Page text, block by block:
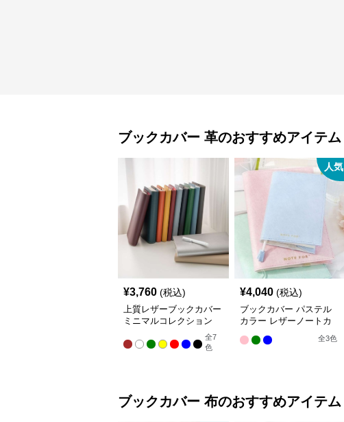
ブックカバー 革のおすすめアイテム
¥3,760 (税込)
上質レザーブックカバー
ミニマルコレクション
全7
色
人気
¥4,040 (税込)
ブックカバー パステル
カラー レザーノートカ
バー A5（ビジネス書）
A6（文庫本）対応
全3色
ブックカバー 布のおすすめアイテム